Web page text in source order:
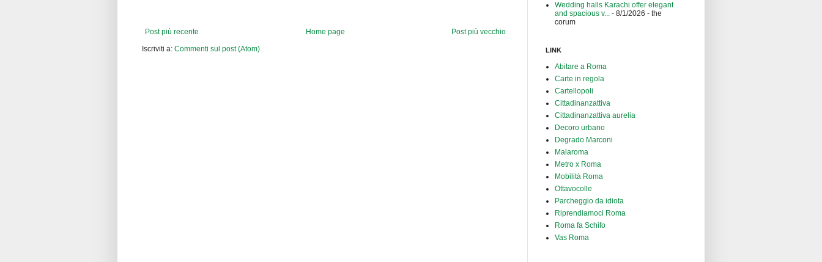
Post più recente Post più vecchio
Home page
Iscriviti a: Commenti sul post (Atom)
Wedding halls Karachi offer elegant
and spacious v... - 8/1/2026 - the
corum
LINK
Abitare a Roma
Carte in regola
Cartellopoli
Cittadinanzattiva
Cittadinanzattiva aurelia
Decoro urbano
Degrado Marconi
Malaroma
Metro x Roma
Mobilità Roma
Ottavocolle
Parcheggio da idiota
Riprendiamoci Roma
Roma fa Schifo
Vas Roma